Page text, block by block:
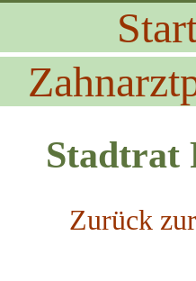
Stadtrat
Zurück